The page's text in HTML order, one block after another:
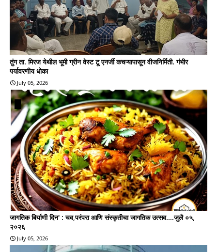
तुंग ता. मिरज येथील भूमी ग्रीन वेस्ट टू एनर्जी कचऱ्यापासून वीजनिर्मिती. गंभीर
पर्यावरणीय धोका
July 05, 2026
जागतिक बिर्याणी दिन' : चव,परंपरा आणि संस्कृतीचा जागतिक उत्सव....जुलै ०५,
२०२६
July 05, 2026